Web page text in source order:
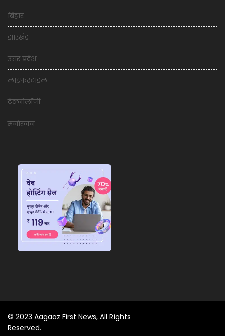
बिहार
झारखंड
उत्तर प्रदेश
लाइफस्टाइल
टेक्नोलॉजी
मनोरंजन
© 2023 Aagaaz First News, All Rights
Reserved.